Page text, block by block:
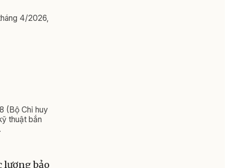
4/2026,
(Bộ Chỉ huy
thuật bắn
lượng bảo